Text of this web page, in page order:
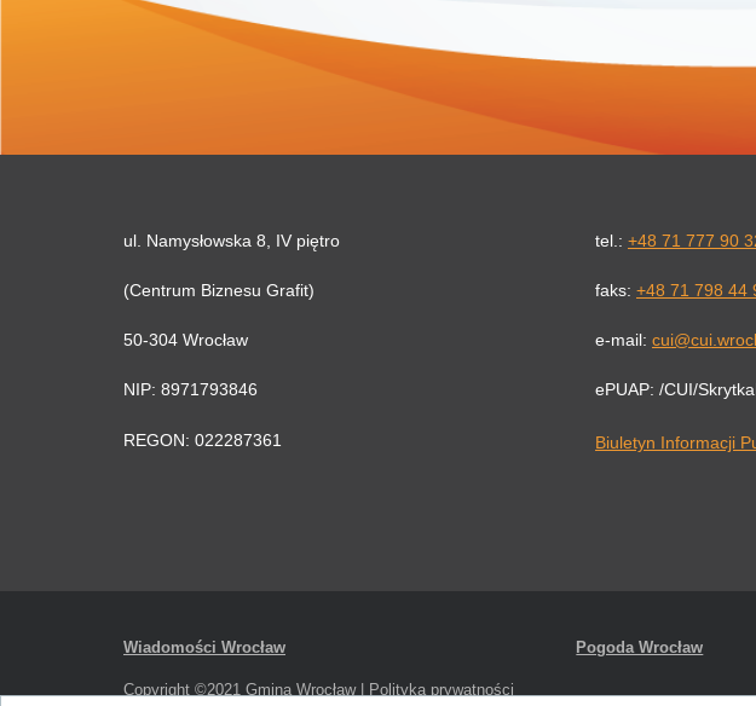
ul. Namysłowska 8, IV piętro
(Centrum Biznesu Grafit)
50-304 Wrocław
NIP: 8971793846
REGON: 022287361
tel.: +48 71 777 90
faks: +48 71 798 44
e-mail:
ePUAP: /CUI/
Biuletyn Informacji
Wiadomości Wrocław Pogoda Wrocław
Copyright ©2021 Gmina Wrocław | Polityka prywatności